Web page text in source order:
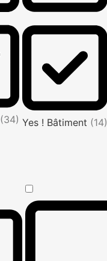
(34) Yes ! Bâtiment (14)